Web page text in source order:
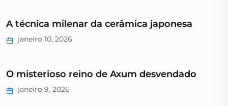
A técnica milenar da cerâmica japonesa
janeiro 10, 2026
O misterioso reino de Axum desvendado
janeiro 9, 2026